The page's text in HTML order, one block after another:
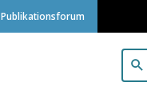
Publikationsforum